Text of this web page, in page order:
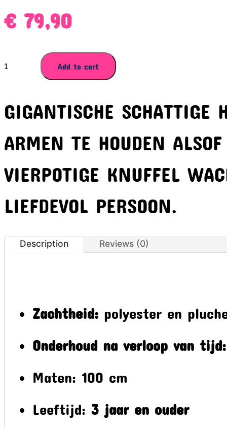
€79,90
100
CM
Add to cart
GIGANTISCHE
ARMEN TE HOUDEN
VIERPOTIGE KNUFFEL
LIEFDEVOL PERSOON.
Description Reviews (0)
Zachtheid: polyester en
Onderhoud na verloop van tijd:
Maten: 100 cm
Leeftijd: 3 jaar en ouder